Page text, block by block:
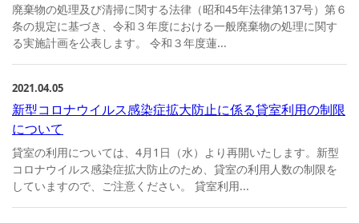
廃棄物の処理及び清掃に関する法律（昭和45年法律第137号）第６
条の規定に基づき、令和３年度における一般廃棄物の処理に関す
る実施計画を公表します。 令和３年度蓮...
2021.04.05
新型コロナウイルス感染症拡大防止に係る貸室利用の制限
について
貸室の利用については、4月1日（水）より再開いたします。新型
コロナウイルス感染症拡大防止のため、貸室の利用人数の制限を
していますので、ご注意ください。 貸室利用...